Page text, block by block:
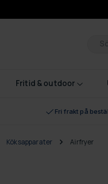
Fritid & outdoor
Fri frakt på
Köksapparater Airfryer